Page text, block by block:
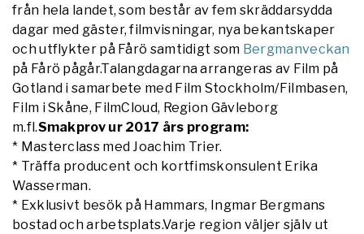
från hela landet, som består av fem skräddarsydda
dagar med gäster, filmvisningar, nya bekantskaper
och utflykter på Fårö samtidigt som Bergmanveckan
på Fårö pågår.Talangdagarna arrangeras av Film på
Gotland i samarbete med Film Stockholm/Filmbasen,
Film i Skåne, FilmCloud, Region Gävleborg
m.fl.Smakprov ur 2017 års program:
* Masterclass med Joachim Trier.
* Träffa producent och kortfimskonsulent Erika
Wasserman.
* Exklusivt besök på Hammars, Ingmar Bergmans
bostad och arbetsplats.Varje region väljer själv ut